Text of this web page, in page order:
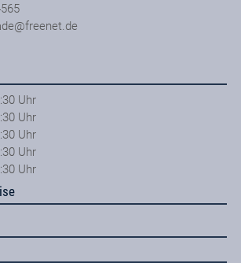
Uhr
Uhr
Uhr
Uhr
Uhr